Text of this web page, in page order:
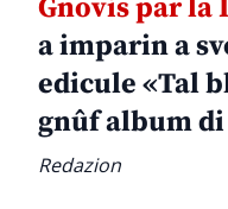
Gnovis par la
a imparin a
edicule «Tal
gnûf album
Redazion